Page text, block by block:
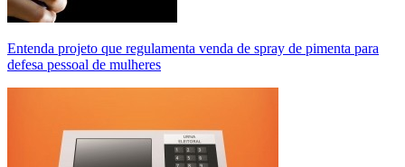
Entenda projeto que regulamenta venda de spray de pimenta para
defesa pessoal de mulheres